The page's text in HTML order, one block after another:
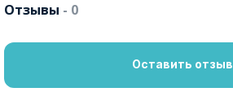
Отзывы - 0
Оставить отзыв